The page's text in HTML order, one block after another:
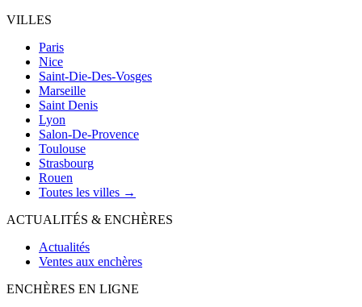
VILLES
Paris
Nice
Saint-Die-Des-Vosges
Marseille
Saint Denis
Lyon
Salon-De-Provence
Toulouse
Strasbourg
Rouen
Toutes les villes →
ACTUALITÉS & ENCHÈRES
Actualités
Ventes aux enchères
ENCHÈRES EN LIGNE